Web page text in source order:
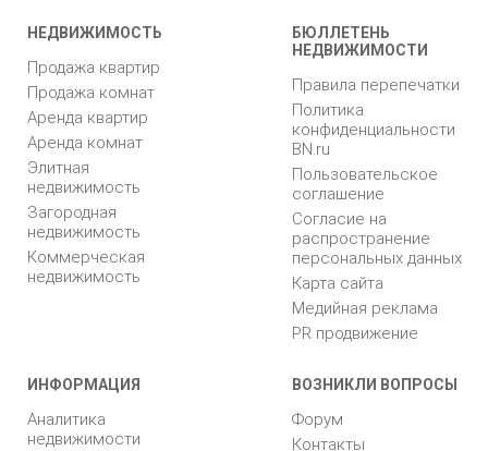
НЕДВИЖИМОСТЬ
Продажа квартир
Продажа комнат
Аренда квартир
Аренда комнат
Элитная
недвижимость
Загородная
недвижимость
Коммерческая
недвижимость
БЮЛЛЕТЕНЬ
НЕДВИЖИМОСТИ
Правила перепечатки
Политика
конфиденциальности
BN.ru
Пользовательское
соглашение
Согласие на
распространение
персональных данных
Карта сайта
Медийная реклама
PR продвижение
ИНФОРМАЦИЯ
Аналитика
недвижимости
ВОЗНИКЛИ ВОПРОСЫ
Форум
Контакты